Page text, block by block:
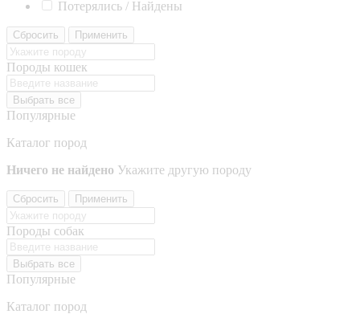
Потерялись / Найдены
Сбросить Применить
Породы кошек
Выбрать все
Популярные
Каталог пород
Ничего не найдено Укажите другую породу
Сбросить Применить
Породы собак
Выбрать все
Популярные
Каталог пород